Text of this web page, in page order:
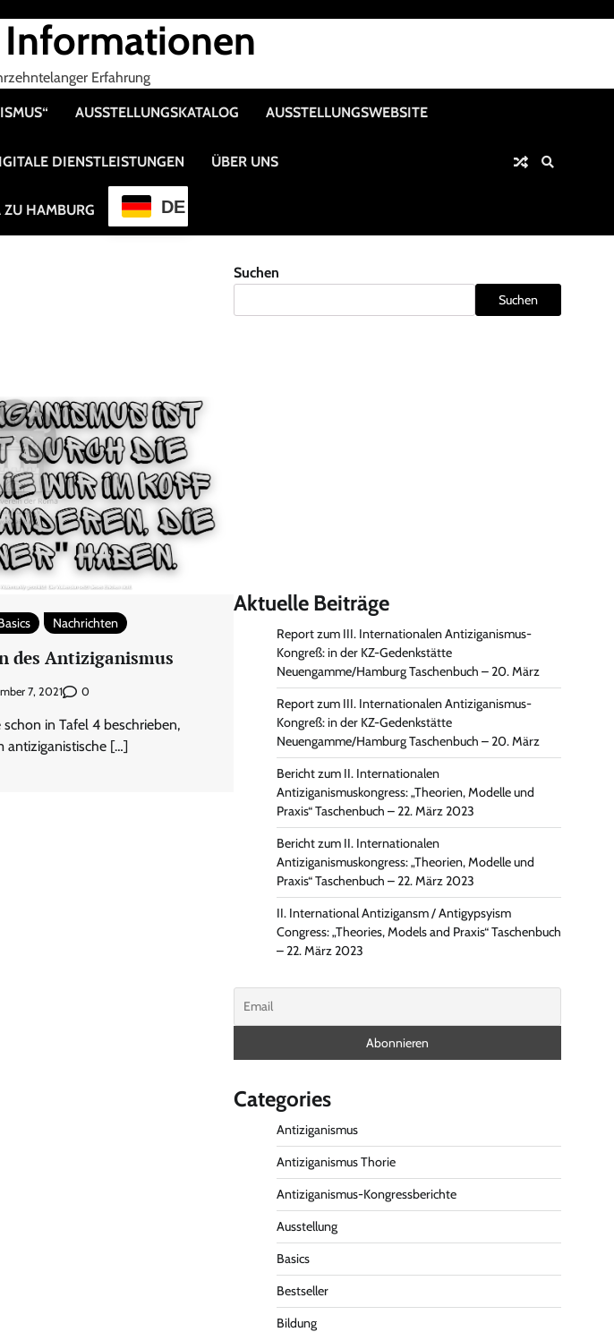
Erfahrung
AUSSTELLUNGSKATALOG AUSSTELLUNGSWEBSITE
DIENSTLEISTUNGEN ÜBER UNS
ZU HAMBURG DE
Nachrichten
des Antiziganismus
7, 2021 0
in Tafel 4 beschrieben,
antiziganistische […]
Suchen
Suchen
Aktuelle Beiträge
Report zum III. Internationalen Antiziganismus-
Kongreß: in der KZ-Gedenkstätte
Neuengamme/Hamburg Taschenbuch – 20. März
Report zum III. Internationalen Antiziganismus-
Kongreß: in der KZ-Gedenkstätte
Neuengamme/Hamburg Taschenbuch – 20. März
Bericht zum II. Internationalen
Antiziganismuskongress: „Theorien, Modelle und
Praxis“ Taschenbuch – 22. März 2023
Bericht zum II. Internationalen
Antiziganismuskongress: „Theorien, Modelle und
Praxis“ Taschenbuch – 22. März 2023
II. International Antizigansm / Antigypsyism
Congress: „Theories, Models and Praxis“ Taschenbuch
– 22. März 2023
Categories
Antiziganismus
Antiziganismus Thorie
Antiziganismus-Kongressberichte
Ausstellung
Basics
Bestseller
Bildung